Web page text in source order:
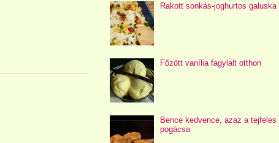
Rakott sonkás-joghurtos galuska
Főzött vanília fagylalt otthon
Bence kedvence, azaz a tejfeles
pogácsa